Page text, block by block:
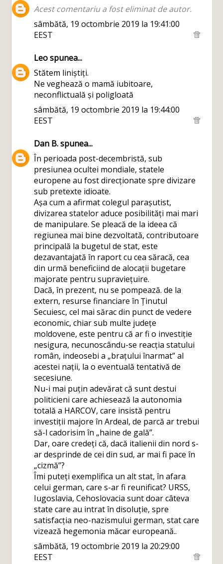
Acest comentariu a fost eliminat de autor.
sâmbătă, 19 octombrie 2019 la 19:41:00
EEST
Leospunea...
Stătem liniștiți.
Ne veghează o mamă iubitoare,
neconflictuală și poligloată
sâmbătă, 19 octombrie 2019 la 19:44:00
EEST
Dan B.spunea...
În perioada post-decembristă, sub
presiunea ocultei mondiale, statele
europene au fost direcționate spre divizare
sub pretexte idioate.
Așa cum a afirmat colegul parașutist,
divizarea statelor aduce posibilități mai mari
de manipulare. Se pleacă de la ideea că
regiunea mai bine dezvoltată, contributoare
principală la bugetul de stat, este
dezavantajată în raport cu cea săracă, cea
din urmă beneficiind de alocații bugetare
majorate pentru supraviețuire.
Dacă, în prezent, nu se pompează. de la
extern, resurse financiare în Ținutul
Secuiesc, cel mai sărac din punct de vedere
economic, chiar sub multe județe
moldovene, este pentru că ar fi o investiție
nesigura, necunoscându-se reacția statului
român, indeosebi a „brațului înarmat” al
acestei nații, la o eventuală tentativă de
secesiune.
Nu-i mai puțin adevărat că sunt destui
politicieni care achiesează la autonomia
totală a HARCOV, care insistă pentru
investiții majore în Ardeal, de parcă ar trebui
să-l cadorisim în „haine de gală”.
Dar, oare credeți că, dacă italienii din nord s-
ar desprinde de cei din sud, ar mai fi pace în
„cizmă”?
Îmi puteți exemplifica un alt stat, în afara
celui german, care s-ar fi reunificat? URSS,
Iugoslavia, Cehoslovacia sunt doar câteva
state care au intrat în disoluție, spre
satisfacția neo-nazismului german, stat care
vizează hegemonia măcar europeană..
sâmbătă, 19 octombrie 2019 la 20:29:00
EEST